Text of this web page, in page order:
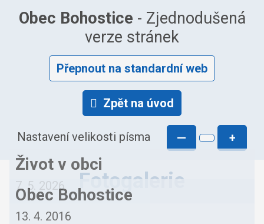
Obec Bohostice - Zjednodušená
verze stránek
Přepnout na standardní web
Zpět na úvod
Nastavení velikosti písma — +
Fotogalerie
Život v obci
7. 5. 2026
Obec Bohostice
13. 4. 2016